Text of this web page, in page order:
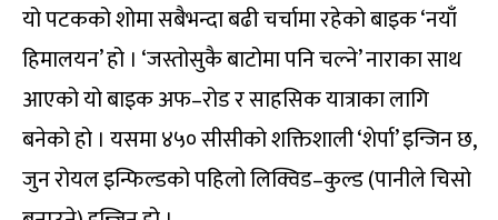
यो पटकको शोमा सबैभन्दा बढी चर्चामा रहेको बाइक ‘नयाँ
हिमालयन’ हो । ‘जस्तोसुकै बाटोमा पनि चल्ने’ नाराका साथ
आएको यो बाइक अफ–रोड र साहसिक यात्राका लागि
बनेको हो । यसमा ४५० सीसीको शक्तिशाली ‘शेर्पा’ इन्जिन छ,
जुन रोयल इन्फिल्डको पहिलो लिक्विड–कुल्ड (पानीले चिसो